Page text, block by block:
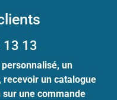
13 13
un
un catalogue
une commande